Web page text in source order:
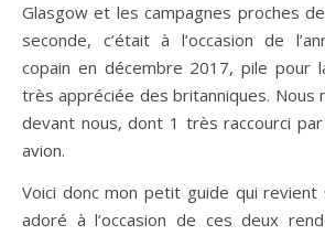
Glasgow et les campagnes proches
seconde, c’était à l’occasion de
copain en décembre 2017, pile pour
très appréciée des britanniques. Nous
devant nous, dont 1 très raccourci
avion.
Voici donc mon petit guide qui revient
adoré à l’occasion de ces deux